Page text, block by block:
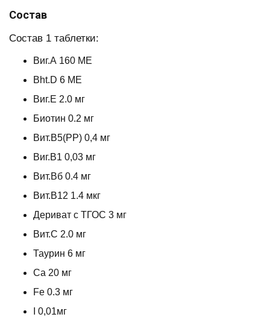
Состав
Состав 1 таблетки:
Виг.А 160 МЕ
Bht.D 6 МЕ
Виг.Е 2.0 мг
Биотин 0.2 мг
Вит.В5(РР) 0,4 мг
Виг.В1 0,03 мг
Вит.Вб 0.4 мг
Вит.В12 1.4 мкг
Дериват с ТГОС 3 мг
Вит.С 2.0 мг
Таурин 6 мг
Са 20 мг
Fe 0.3 мг
I 0,01мг